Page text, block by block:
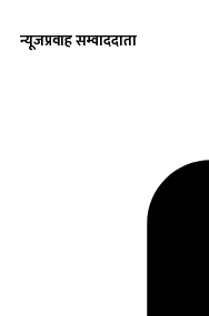
न्यूजप्रवाह सम्वाददाता